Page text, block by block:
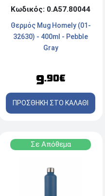
Κωδικός: 0.Α57.80044
Θερμός Mug Homely (01-
32630) - 400ml - Pebble
Gray
9.90€
ΠΡΟΣΘΗΚΗ ΣΤΟ ΚΑΛΑΘΙ
Σε Απόθεμα